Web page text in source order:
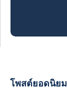
โพสต์ยอดนิยม